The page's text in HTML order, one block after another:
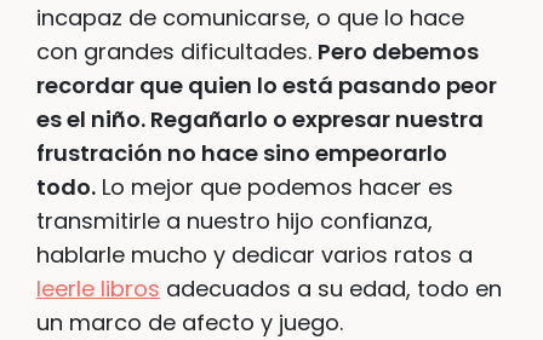
incapaz de comunicarse, o que lo hace
con grandes dificultades. Pero debemos
recordar que quien lo está pasando peor
es el niño. Regañarlo o expresar nuestra
frustración no hace sino empeorarlo
todo. Lo mejor que podemos hacer es
transmitirle a nuestro hijo confianza,
hablarle mucho y dedicar varios ratos a
leerle libros adecuados a su edad, todo en
un marco de afecto y juego.